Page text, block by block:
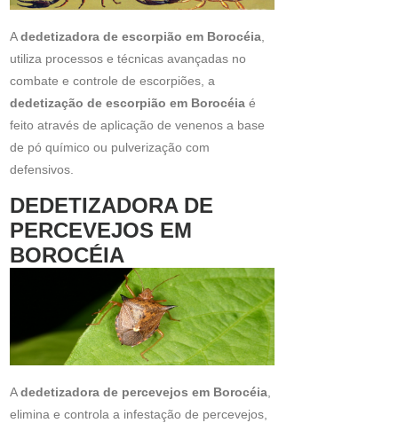
Adedetizadora de escorpião em Borocéia
utiliza processos e técnicas avançadas no
combate e controle de escorpiões, a
dedetização de escorpião em Borocéia é
feito através de aplicação de venenos a base
de pó químico ou pulverização com
defensivos.
DEDETIZADORA DE
PERCEVEJOS EM
BOROCÉIA
Adedetizadora de percevejos em Borocéia,
elimina e controla a infestação de percevejos,